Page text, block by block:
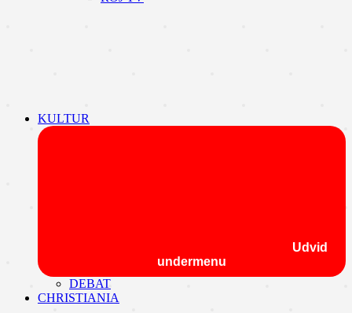
KULTUR
Udvid
undermenu
DEBAT
CHRISTIANIA